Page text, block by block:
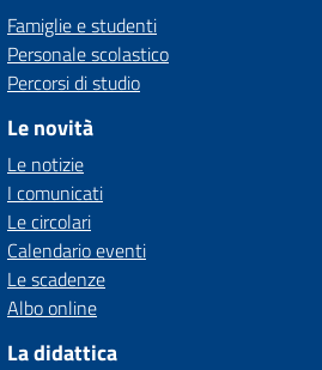
Famiglie e studenti
Personale scolastico
Percorsi di studio
Le novità
Le notizie
I comunicati
Le circolari
Calendario eventi
Le scadenze
Albo online
La didattica